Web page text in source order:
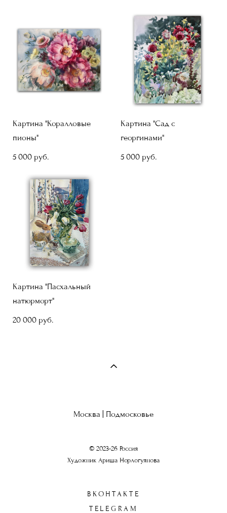
Картина "Коралловые
пионы"
5 000 pуб.
Картина "Сад с
георгинами"
5 000 pуб.
Картина "Пасхальный
натюрморт"
20 000 pуб.
Москва | Подмосковье
© 2023-26 Россия
Художник Ариша Норлогуянова
ВКОНТАКТЕ
TELEGRAM